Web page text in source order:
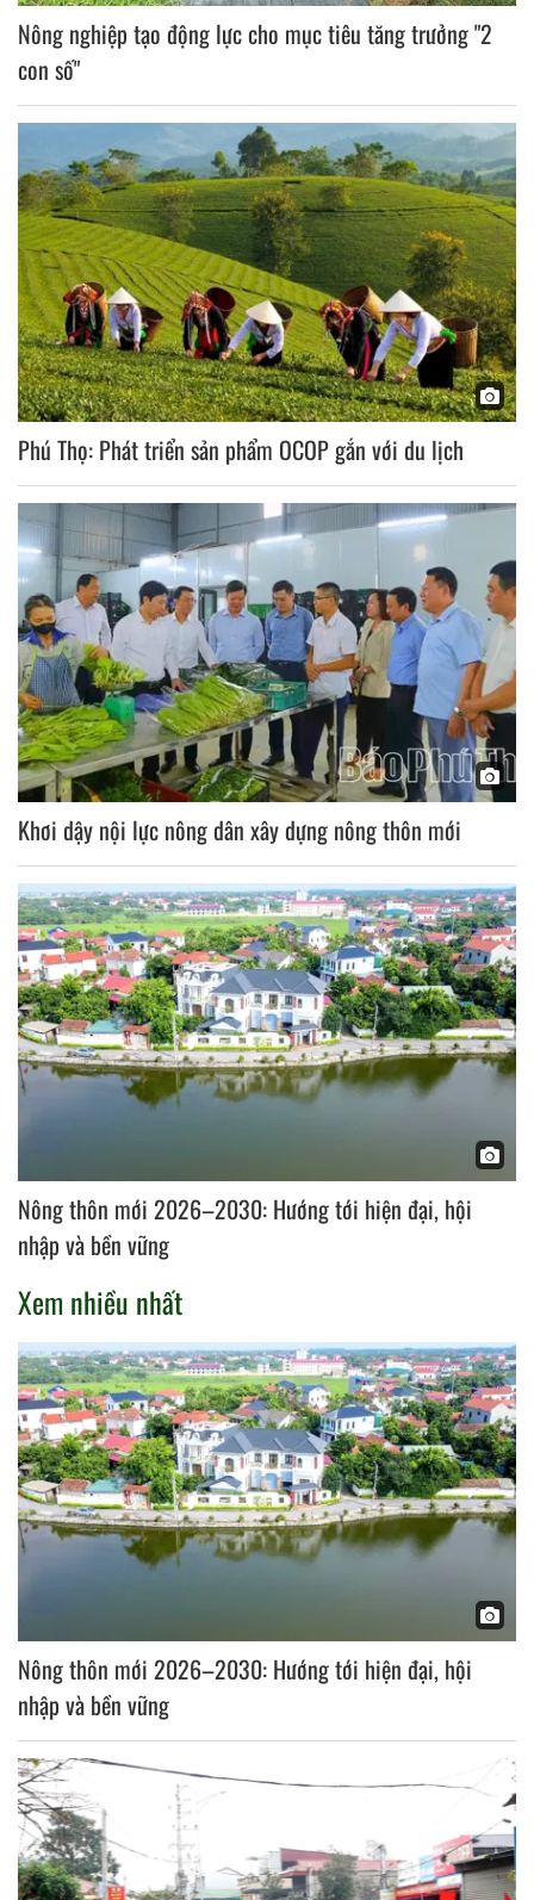
Nông nghiệp tạo động lực cho mục tiêu tăng trưởng "2
con số"
Phú Thọ: Phát triển sản phẩm OCOP gắn với du lịch
Khơi dậy nội lực nông dân xây dựng nông thôn mới
Nông thôn mới 2026–2030: Hướng tới hiện đại, hội
nhập và bền vững
Xem nhiều nhất
Nông thôn mới 2026–2030: Hướng tới hiện đại, hội
nhập và bền vững